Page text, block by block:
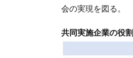
会の実現を図る。
共同実施企業の役